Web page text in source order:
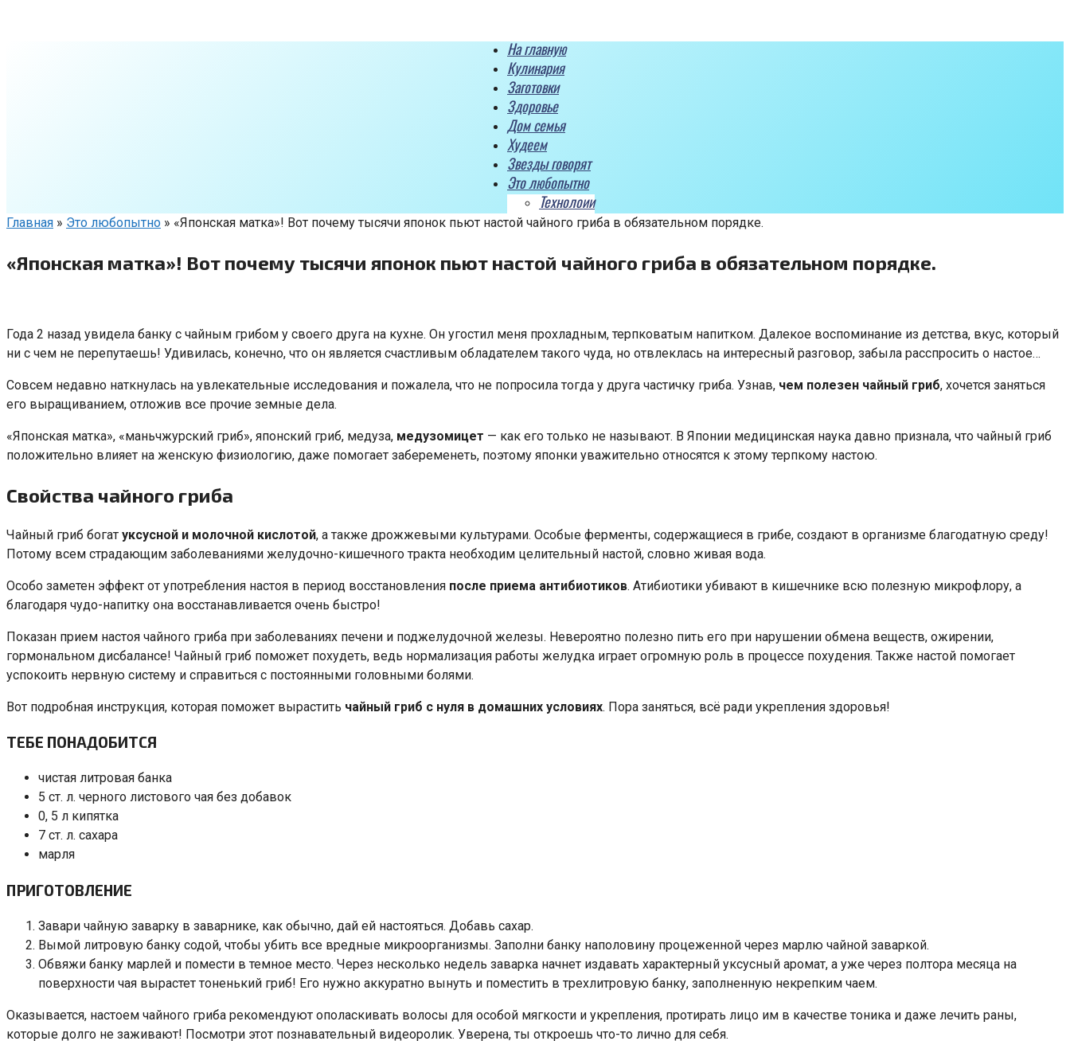
На главную
Кулинария
Заготовки
Здоровье
Дом семья
Худеем
Звезды говорят
Это любопытно
Технолоии
Главная » Это любопытно » «Японская матка»! Вот почему тысячи японок пьют настой чайного гриба в обязательном порядке.
«Японская матка»! Вот почему тысячи японок пьют настой чайного гриба в обязательном порядке.
Года 2 назад увидела банку с чайным грибом у своего друга на кухне. Он угостил меня прохладным, терпковатым напитком. Далекое воспоминание из детства, вкус, который
ни с чем не перепутаешь! Удивилась, конечно, что он является счастливым обладателем такого чуда, но отвлеклась на интересный разговор, забыла расспросить о настое…
Совсем недавно наткнулась на увлекательные исследования и пожалела, что не попросила тогда у друга частичку гриба. Узнав, чем полезен чайный гриб, хочется заняться
его выращиванием, отложив все прочие земные дела.
«Японская матка», «маньчжурский гриб», японский гриб, медуза, медузомицет — как его только не называют. В Японии медицинская наука давно признала, что чайный гриб
положительно влияет на женскую физиологию, даже помогает забеременеть, поэтому японки уважительно относятся к этому терпкому настою.
Свойства чайного гриба
Чайный гриб богат уксусной и молочной кислотой, а также дрожжевыми культурами. Особые ферменты, содержащиеся в грибе, создают в организме благодатную среду!
Потому всем страдающим заболеваниями желудочно-кишечного тракта необходим целительный настой, словно живая вода.
Особо заметен эффект от употребления настоя в период восстановления после приема антибиотиков. Атибиотики убивают в кишечнике всю полезную микрофлору, а
благодаря чудо-напитку она восстанавливается очень быстро!
Показан прием настоя чайного гриба при заболеваниях печени и поджелудочной железы. Невероятно полезно пить его при нарушении обмена веществ, ожирении,
гормональном дисбалансе! Чайный гриб поможет похудеть, ведь нормализация работы желудка играет огромную роль в процессе похудения. Также настой помогает
успокоить нервную систему и справиться с постоянными головными болями.
Вот подробная инструкция, которая поможет вырастить чайный гриб с нуля в домашних условиях. Пора заняться, всё ради укрепления здоровья!
ТЕБЕ ПОНАДОБИТСЯ
чистая литровая банка
5 ст. л. черного листового чая без добавок
0, 5 л кипятка
7 ст. л. сахара
марля
ПРИГОТОВЛЕНИЕ
Завари чайную заварку в заварнике, как обычно, дай ей настояться. Добавь сахар.
Вымой литровую банку содой, чтобы убить все вредные микроорганизмы. Заполни банку наполовину процеженной через марлю чайной заваркой.
Обвяжи банку марлей и помести в темное место. Через несколько недель заварка начнет издавать характерный уксусный аромат, а уже через полтора месяца на
поверхности чая вырастет тоненький гриб! Его нужно аккуратно вынуть и поместить в трехлитровую банку, заполненную некрепким чаем.
Оказывается, настоем чайного гриба рекомендуют ополаскивать волосы для особой мягкости и укрепления, протирать лицо им в качестве тоника и даже лечить раны,
которые долго не заживают! Посмотри этот познавательный видеоролик. Уверена, ты откроешь что-то лично для себя.